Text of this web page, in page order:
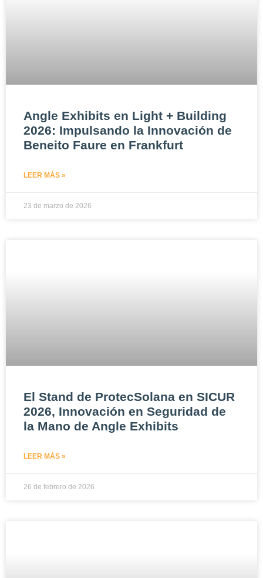
Angle Exhibits en Light + Building
2026: Impulsando la Innovación de
Beneito Faure en Frankfurt
LEER MÁS »
23 de marzo de 2026
El Stand de ProtecSolana en SICUR
2026, Innovación en Seguridad de
la Mano de Angle Exhibits
LEER MÁS »
26 de febrero de 2026